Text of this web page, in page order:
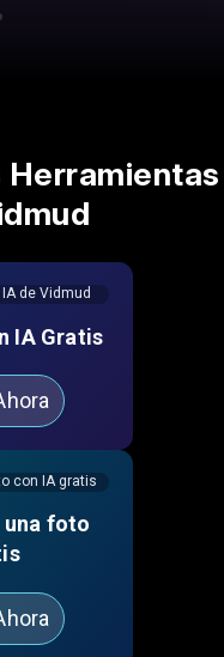
Herramientas
IA Gratis
una foto